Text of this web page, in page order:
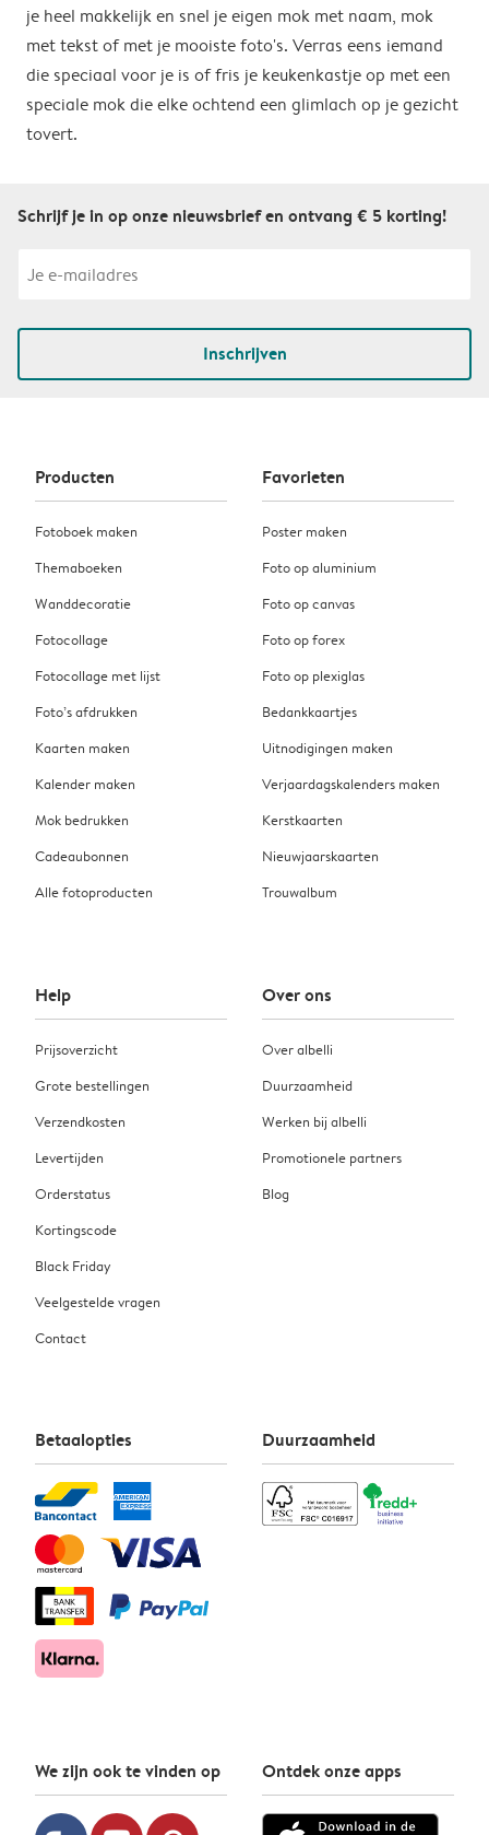
je heel makkelijk en snel je eigen mok met naam, mok
met tekst of met je mooiste foto's. Verras eens iemand
die speciaal voor je is of fris je keukenkastje op met een
speciale mok die elke ochtend een glimlach op je gezicht
tovert.
Schrijf je in op onze nieuwsbrief en ontvang € 5 korting!
Inschrijven
Producten
Fotoboek maken
Themaboeken
Wanddecoratie
Fotocollage
Fotocollage met lijst
Foto’s afdrukken
Kaarten maken
Kalender maken
Mok bedrukken
Cadeaubonnen
Alle fotoproducten
Favorieten
Poster maken
Foto op aluminium
Foto op canvas
Foto op forex
Foto op plexiglas
Bedankkaartjes
Uitnodigingen maken
Verjaardagskalenders maken
Kerstkaarten
Nieuwjaarskaarten
Trouwalbum
Help
Prijsoverzicht
Grote bestellingen
Verzendkosten
Levertijden
Orderstatus
Kortingscode
Black Friday
Veelgestelde vragen
Contact
Over ons
Over albelli
Duurzaamheid
Werken bij albelli
Promotionele partners
Blog
Betaalopties Duurzaamheid
We zijn ook te vinden op Ontdek onze apps